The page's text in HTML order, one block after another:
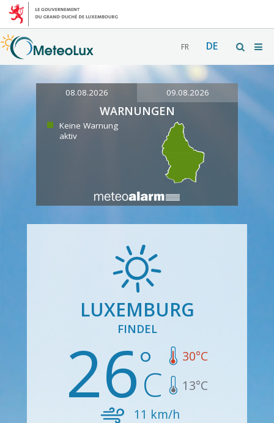
FR DE
08.08.2026 09.08.2026
WARNUNGEN
Keine Warnung
aktiv
LUXEMBURG
FINDEL
26 30°C
13°C
11 km/h